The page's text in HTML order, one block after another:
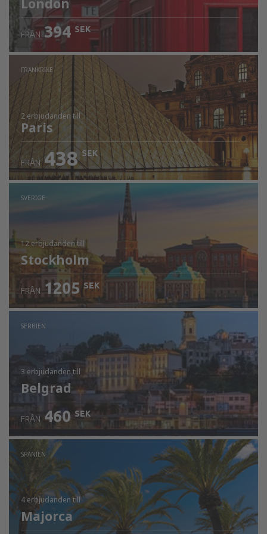
London
FRÅN 394 SEK
FRANKRIKE
2 erbjudanden till
Paris
FRÅN 438 SEK
SVERIGE
12 erbjudandentill
Stockholm
FRÅN 1205 SEK
SERBIEN
3 erbjudandentill
Belgrad
FRÅN 460 SEK
SPANIEN
4 erbjudandentill
Majorca